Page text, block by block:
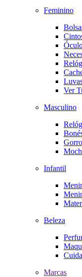
Feminino
Ver
Masculino
Infantil
Beleza
Marcas